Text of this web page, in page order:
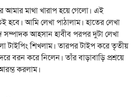
আমার মাথা খারাপ হয়ে গেলো। এই
আমি লেখা পাঠালাম। হাতের লেখা
সম্পাদক আহসান হাবীব পরপর দুটা লেখা
টাইপিং শিখলাম। তারপর টাইপ করে তৃতীয়
বরন করে নিলেন। তাঁর বাড়াবাড়ি প্রশ্রয়ে
করলাম।